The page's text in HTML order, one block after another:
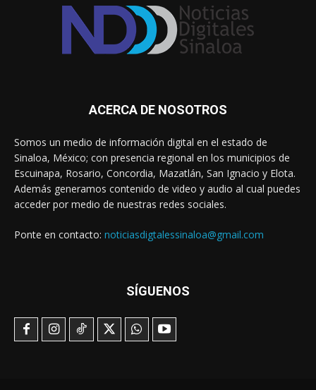
ACERCA DE NOSOTROS
Somos un medio de información digital en el estado de
Sinaloa, México; con presencia regional en los municipios de
Escuinapa, Rosario, Concordia, Mazatlán, San Ignacio y Elota.
Además generamos contenido de video y audio al cual puedes
acceder por medio de nuestras redes sociales.
Ponte en contacto: noticiasdigtalessinaloa@gmail.com
SÍGUENOS